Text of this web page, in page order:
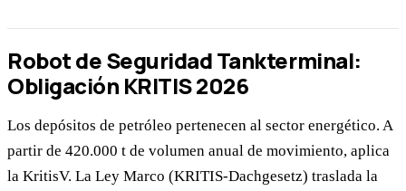
Robot de Seguridad Tankterminal:
Obligación KRITIS 2026
Los depósitos de petróleo pertenecen al sector energético. A
partir de 420.000 t de volumen anual de movimiento, aplica
la KritisV. La Ley Marco (KRITIS-Dachgesetz) traslada la